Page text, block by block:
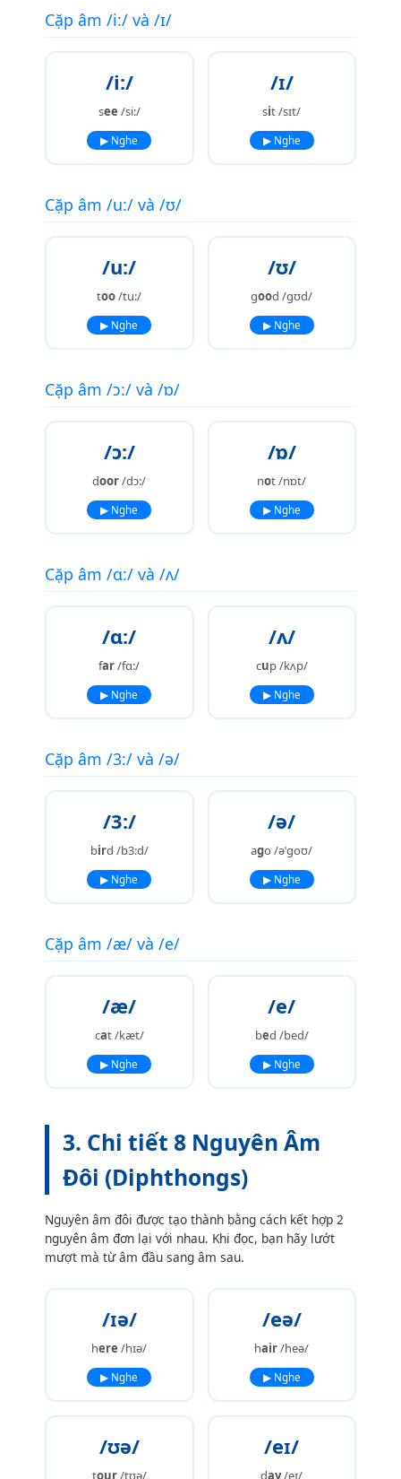
Cặp âm /i:/ và /ɪ/
/i:/
see /si:/
▶ Nghe
/ɪ/
sit /sɪt/
▶ Nghe
Cặp âm /u:/ và /ʊ/
/u:/
too/tu:/
▶ Nghe
/ʊ/
good /ɡʊd/
▶ Nghe
Cặp âm /ɔ:/ và /ɒ/
/ɔ:/
door/dɔ:/
▶ Nghe
/ɒ/
not /nɒt/
▶ Nghe
Cặp âm /ɑ:/ và /ʌ/
/ɑ:/
far/fɑ:/
▶ Nghe
/ʌ/
cup /kʌp/
▶ Nghe
Cặp âm /3:/ và /ə/
/3:/
bird /b3:d/
▶ Nghe
/ə/
ago /əˈɡoʊ/
▶ Nghe
Cặp âm /æ/ và /e/
/æ/
cat /kæt/
▶ Nghe
/e/
bed /bed/
▶ Nghe
3. Chi tiết 8 Nguyên Âm
Đôi (Diphthongs)
Nguyên âm đôi được tạo thành bằng cách kết hợp 2
nguyên âm đơn lại với nhau. Khi đọc, bạn hãy lướt
mượt mà từ âm đầu sang âm sau.
/ɪə/
here /hɪə/
▶ Nghe
/eə/
hair/heə/
▶ Nghe
/ʊə/
tour/tʊə/
/eɪ/
day/eɪ/